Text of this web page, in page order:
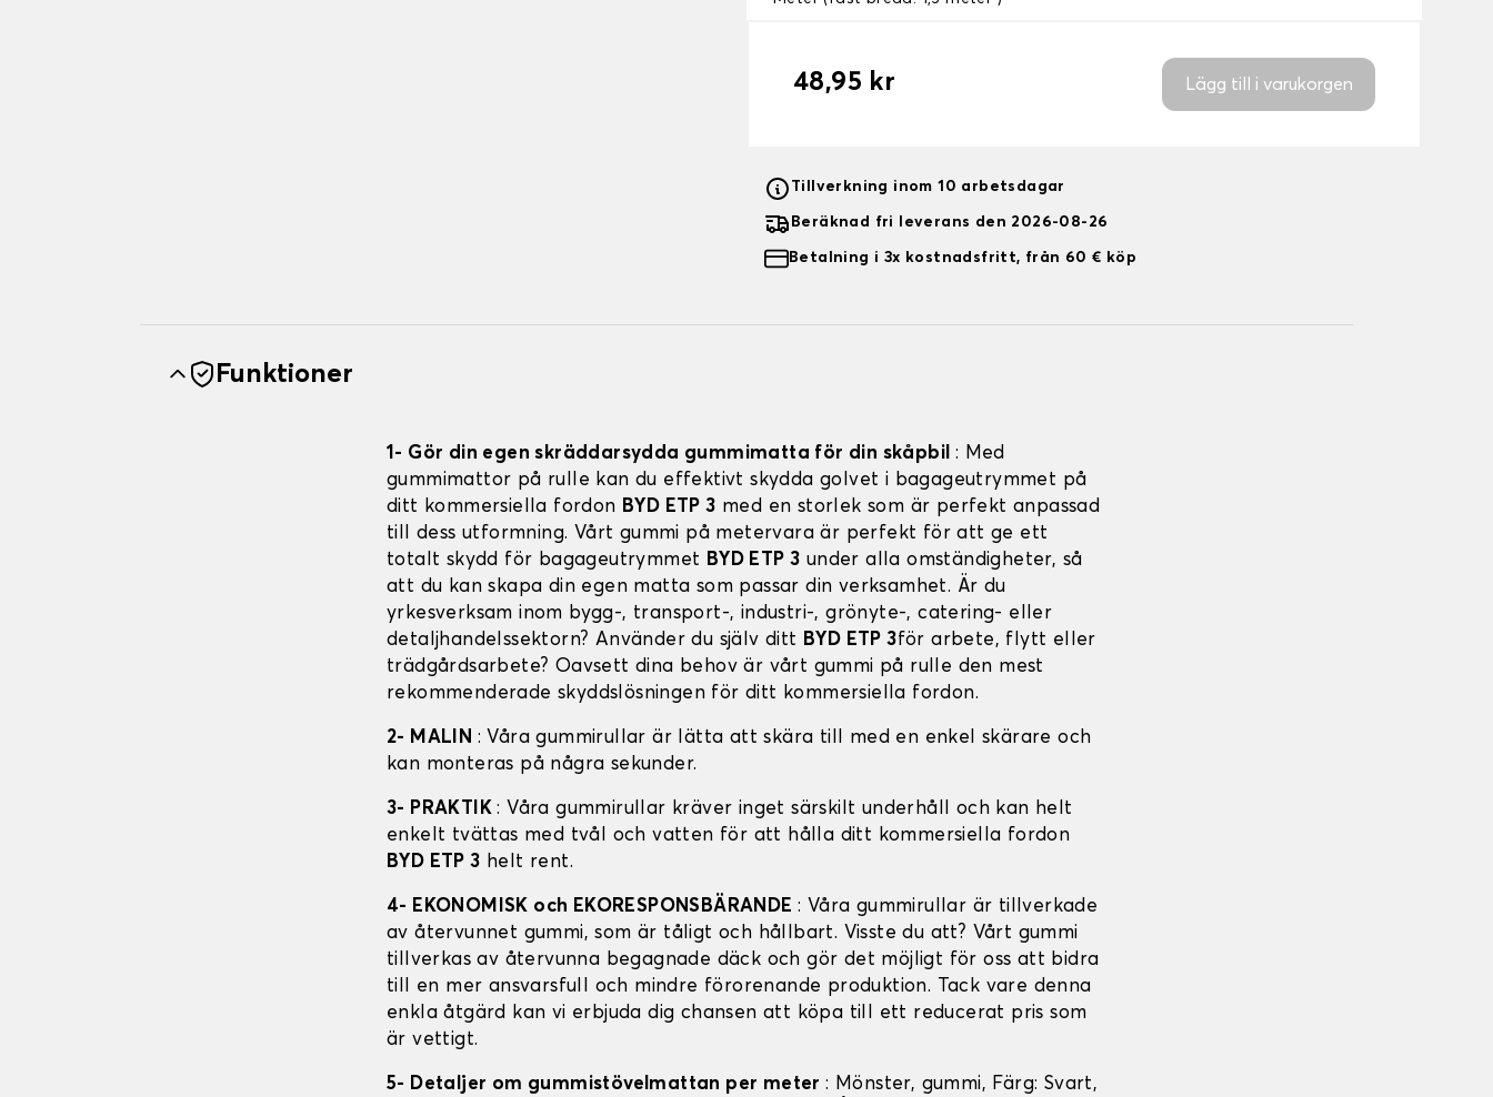
48,95 kr Lägg till i varukorgen
Tillverkning inom 10 arbetsdagar
Beräknad fri leverans den 2026-08-26
Betalning i 3x kostnadsfritt, från 60 € köp
Funktioner
1- Gör din egen skräddarsydda gummimatta för din skåpbil : Med
gummimattor på rulle kan du effektivt skydda golvet i bagageutrymmet på
ditt kommersiella fordon BYD ETP 3 med en storlek som är perfekt anpassad
till dess utformning. Vårt gummi på metervara är perfekt för att ge ett
totalt skydd för bagageutrymmet BYD ETP 3 under alla omständigheter, så
att du kan skapa din egen matta som passar din verksamhet. Är du
yrkesverksam inom bygg-, transport-, industri-, grönyte-, catering- eller
detaljhandelssektorn? Använder du själv ditt BYD ETP 3för arbete, flytt eller
trädgårdsarbete? Oavsett dina behov är vårt gummi på rulle den mest
rekommenderade skyddslösningen för ditt kommersiella fordon.
2- MALIN : Våra gummirullar är lätta att skära till med en enkel skärare och
kan monteras på några sekunder.
3- PRAKTIK: Våra gummirullar kräver inget särskilt underhåll och kan helt
enkelt tvättas med tvål och vatten för att hålla ditt kommersiella fordon
BYD ETP 3 helt rent.
4- EKONOMISK och EKORESPONSBÄRANDE : Våra gummirullar är tillverkade
av återvunnet gummi, som är tåligt och hållbart. Visste du att? Vårt gummi
tillverkas av återvunna begagnade däck och gör det möjligt för oss att bidra
till en mer ansvarsfull och mindre förorenande produktion. Tack vare denna
enkla åtgärd kan vi erbjuda dig chansen att köpa till ett reducerat pris som
är vettigt.
5- Detaljer om gummistövelmattan per meter: Mönster, gummi, Färg: Svart,